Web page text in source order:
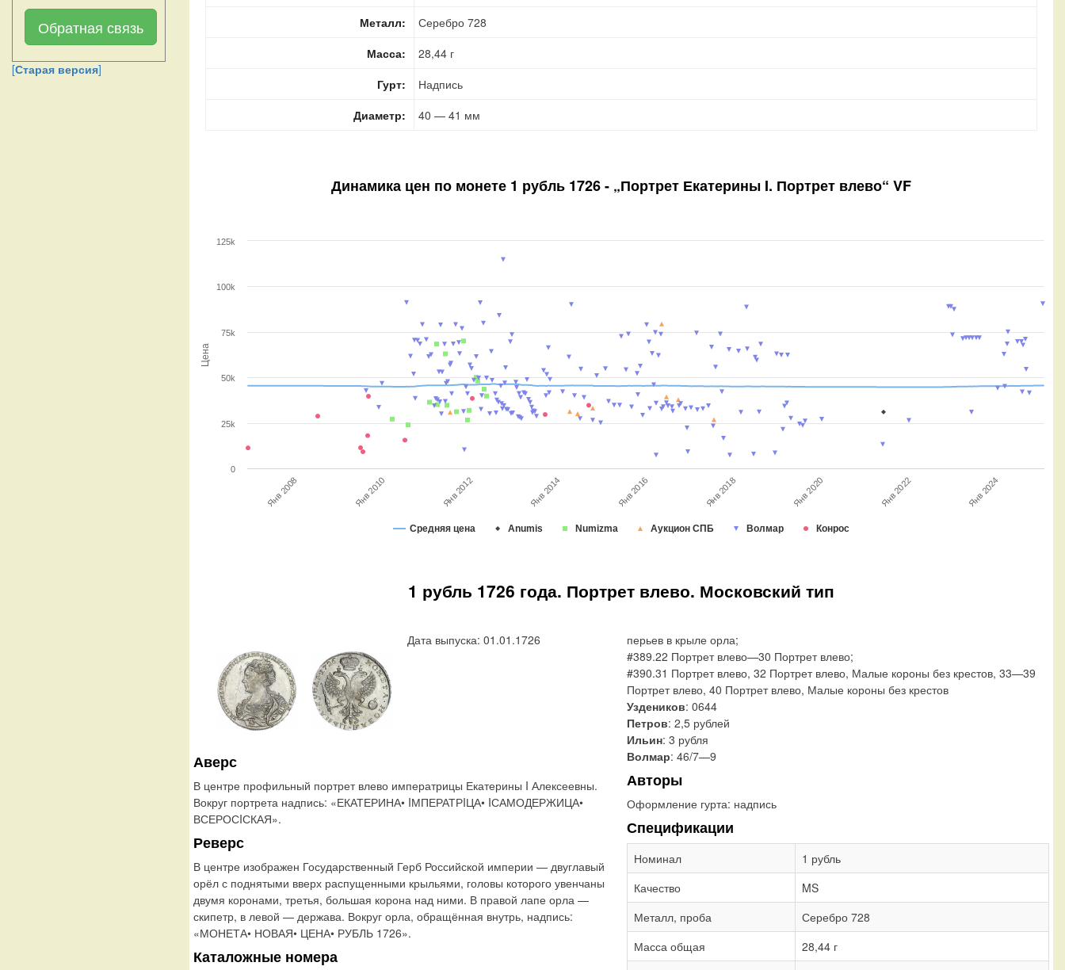
Обратная связь
[Старая версия]
Металл:
Серебро 728
Масса:
28,44 г
Гурт:
Надпись
Диаметр:
40 — 41 мм
Динамика цен по монете 1 рубль 1726 - „Портрет Екатерины I. Портрет влево“ VF
Цена
Средняя цена Anumis Numizma Аукцион СПБ Волмар Конрос
Янв 2008 Янв 2010 Янв 2012 Янв 2014 Янв 2016 Янв 2018 Янв 2020 Янв 2022 Янв 2024
0
25k
50k
75k
100k
125k
1 рубль 1726 года. Портрет влево. Московский тип
Дата выпуска: 01.01.1726
Аверс
В центре профильный портрет влево императрицы Екатерины I Алексеевны.
Вокруг портрета надпись: «ЕКАТЕРИНА• IМПЕРАТРIЦА• IСАМОДЕРЖИЦА•
ВСЕРОСIСКАЯ».
Реверс
В центре изображен Государственный Герб Российской империи — двуглавый
орёл с поднятыми вверх распущенными крыльями, головы которого увенчаны
двумя коронами, третья, большая корона над ними. В правой лапе орла —
скипетр, в левой — держава. Вокруг орла, обращённая внутрь, надпись:
«МОНЕТА• НОВАЯ• ЦЕНА• РУБЛЬ 1726».
Каталожные номера
перьев в крыле орла;
#389.22 Портрет влево—30 Портрет влево;
#390.31 Портрет влево, 32 Портрет влево, Малые короны без крестов, 33—39
Портрет влево, 40 Портрет влево, Малые короны без крестов
Уздеников: 0644
Петров: 2,5 рублей
Ильин: 3 рубля
Волмар: 46/7—9
Авторы
Оформление гурта: надпись
Спецификации
Номинал
1 рубль
Качество
MS
Металл, проба
Серебро 728
Масса общая
28,44 г